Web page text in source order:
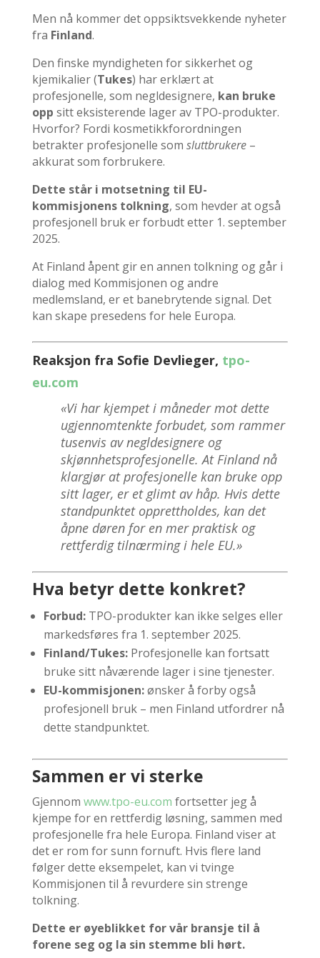
Men nå kommer det oppsiktsvekkende nyheter
fra Finland.
Den finske myndigheten for sikkerhet og
kjemikalier (Tukes) har erklært at
profesjonelle, som negldesignere, kan bruke
opp sitt eksisterende lager av TPO-produkter.
Hvorfor? Fordi kosmetikkforordningen
betrakter profesjonelle som sluttbrukere–
akkurat som forbrukere.
Dette står i motsetning til EU-
kommisjonens tolkning, som hevder at også
profesjonell bruk er forbudt etter 1. september
2025.
At Finland åpent gir en annen tolkning og går i
dialog med Kommisjonen og andre
medlemsland, er et banebrytende signal. Det
kan skape presedens for hele Europa.
Reaksjon fra Sofie Devlieger, tpo-
eu.com
«Vi har kjempet i måneder mot dette
ugjennomtenkte forbudet, som rammer
tusenvis av negldesignere og
skjønnhetsprofesjonelle. At Finland nå
klargjør at profesjonelle kan bruke opp
sitt lager, er et glimt av håp. Hvis dette
standpunktet opprettholdes, kan det
åpne døren for en mer praktisk og
rettferdig tilnærming i hele EU.»
Hva betyr dette konkret?
Forbud:TPO-produkter kan ikke selges eller
markedsføres fra 1. september 2025.
Finland/Tukes:Profesjonelle kan fortsatt
bruke sitt nåværende lager i sine tjenester.
EU-kommisjonen:ønsker å forby også
profesjonell bruk – men Finland utfordrer nå
dette standpunktet.
Sammen er vi sterke
Gjennom www.tpo-eu.com fortsetter jeg å
kjempe for en rettferdig løsning, sammen med
profesjonelle fra hele Europa. Finland viser at
det er rom for sunn fornuft. Hvis flere land
følger dette eksempelet, kan vi tvinge
Kommisjonen til å revurdere sin strenge
tolkning.
Dette er øyeblikket for vår bransje til å
forene seg og la sin stemme bli hørt.